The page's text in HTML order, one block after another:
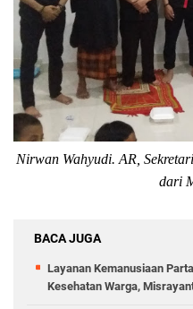
Nirwan Wahyudi. AR,
dari
BACA JUGA
Layanan Kemanusiaan
Kesehatan Warga,